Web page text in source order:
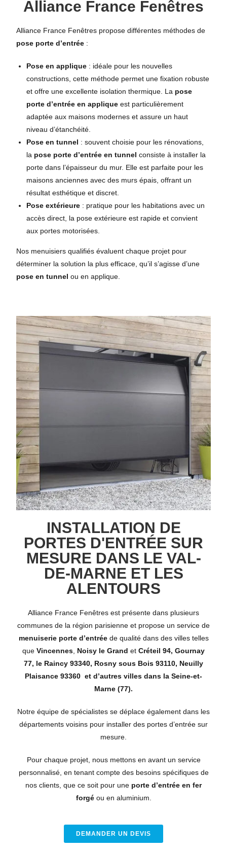
Alliance France Fenêtres
Alliance France Fenêtres propose différentes méthodes de
pose porte d’entrée :
Pose en applique : idéale pour les nouvelles
constructions, cette méthode permet une fixation robuste
et offre une excellente isolation thermique. La pose
porte d’entrée en applique est particulièrement
adaptée aux maisons modernes et assure un haut
niveau d’étanchéité.
Pose en tunnel : souvent choisie pour les rénovations,
la pose porte d’entrée en tunnel consiste à installer la
porte dans l’épaisseur du mur. Elle est parfaite pour les
maisons anciennes avec des murs épais, offrant un
résultat esthétique et discret.
Pose extérieure : pratique pour les habitations avec un
accès direct, la pose extérieure est rapide et convient
aux portes motorisées.
Nos menuisiers qualifiés évaluent chaque projet pour
déterminer la solution la plus efficace, qu’il s’agisse d’une
pose en tunnel ou en applique.
INSTALLATION DE
PORTES D'ENTRÉE SUR
MESURE DANS LE VAL-
DE-MARNE ET LES
ALENTOURS
Alliance France Fenêtres est présente dans plusieurs
communes de la région parisienne et propose un service de
menuiserie porte d’entréede qualité dans des villes telles
que Vincennes, Noisy le Grand et Créteil 94, Gournay
77, le Raincy 93340, Rosny sous Bois 93110, Neuilly
Plaisance 93360 et d’autres villes dans la Seine-et-
Marne (77).
Notre équipe de spécialistes se déplace également dans les
départements voisins pour installer des portes d’entrée sur
mesure.
Pour chaque projet, nous mettons en avant un service
personnalisé, en tenant compte des besoins spécifiques de
nos clients, que ce soit pour une porte d’entrée en fer
forgéou en aluminium.
DEMANDER UN DEVIS